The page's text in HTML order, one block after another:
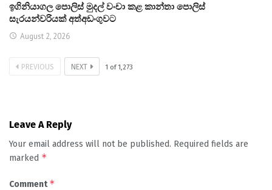
ඉගිනියාගල පොලිස් මුදල් වංචා කළ කාන්තා පොලිස්
සැරයන්වරියක් අත්අඩංගුවට
August 2, 2026
PREVIOUS NEXT 1 of 1,273
Leave A Reply
Your email address will not be published. Required fields are
marked *
Comment*